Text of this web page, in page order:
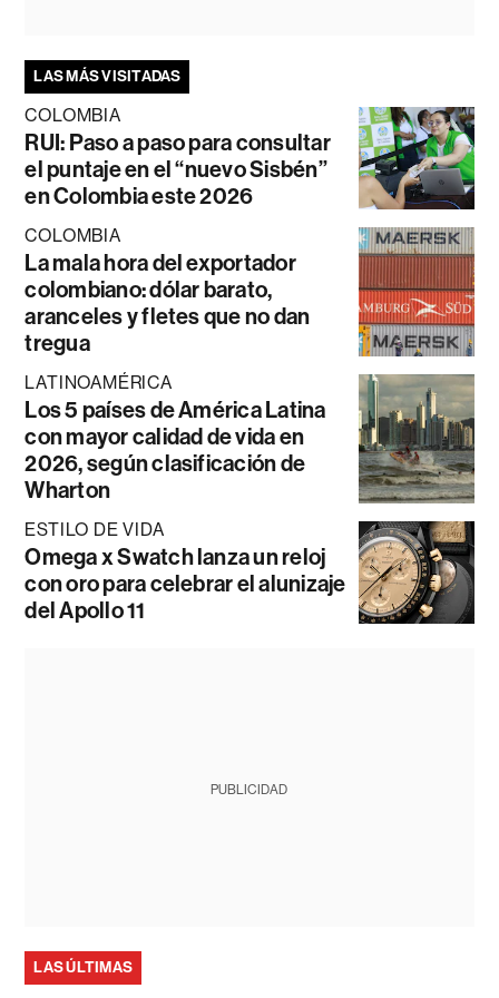
LAS MÁS VISITADAS
COLOMBIA
RUI: Paso a paso para consultar
el puntaje en el “nuevo Sisbén”
en Colombia este 2026
COLOMBIA
La mala hora del exportador
colombiano: dólar barato,
aranceles y fletes que no dan
tregua
LATINOAMÉRICA
Los 5 países de América Latina
con mayor calidad de vida en
2026, según clasificación de
Wharton
ESTILO DE VIDA
Omega x Swatch lanza un reloj
con oro para celebrar el alunizaje
del Apollo 11
PUBLICIDAD
LAS ÚLTIMAS